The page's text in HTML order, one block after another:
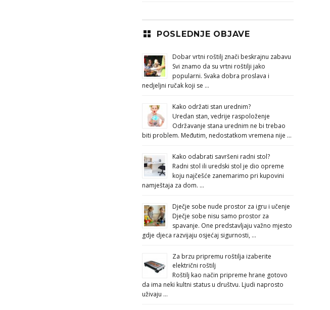
POSLEDNJE OBJAVE
Dobar vrtni roštilj znači beskrajnu zabavu
Svi znamo da su vrtni roštilji jako
popularni. Svaka dobra proslava i
nedjeljni ručak koji se …
Kako održati stan urednim?
Uredan stan, vedrije raspoloženje
Održavanje stana urednim ne bi trebao
biti problem. Međutim, nedostatkom vremena nije …
Kako odabrati savršeni radni stol?
Radni stol ili uredski stol je dio opreme
koju najčešće zanemarimo pri kupovini
namještaja za dom. …
Dječje sobe nude prostor za igru i učenje
Dječje sobe nisu samo prostor za
spavanje. One predstavljaju važno mjesto
gdje djeca razvijaju osjećaj sigurnosti, …
Za brzu pripremu roštilja izaberite
električni roštilj
Roštilj kao način pripreme hrane gotovo
da ima neki kultni status u društvu. Ljudi naprosto
uživaju …